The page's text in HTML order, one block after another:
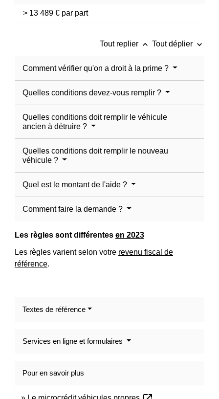
> 13 489 € par part
Tout replier keyboard_arrow_up Tout déplier keyboard_arrow_down
Comment vérifier qu'on a droit à la prime ?
Quelles conditions devez-vous remplir ?
Quelles conditions doit remplir le véhicule
ancien à détruire ?
Quelles conditions doit remplir le nouveau
véhicule ?
Quel est le montant de l'aide ?
Comment faire la demande ?
Les règles sont différentes en 2023
Les règles varient selon votre revenu fiscal de
référence.
Textes de référence
Services en ligne et formulaires
Pour en savoir plus